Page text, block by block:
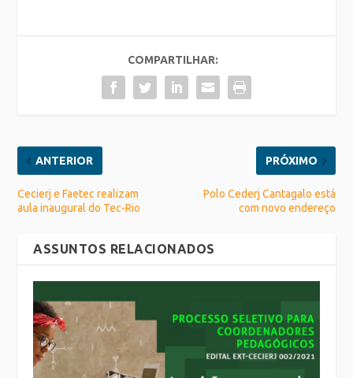
COMPARTILHAR:
ANTERIOR
Cecierj e Faetec realizam
aula inaugural do Tec-Rio
PRÓXIMO
Polo Cederj Cantagalo está
com novo endereço
ASSUNTOS RELACIONADOS